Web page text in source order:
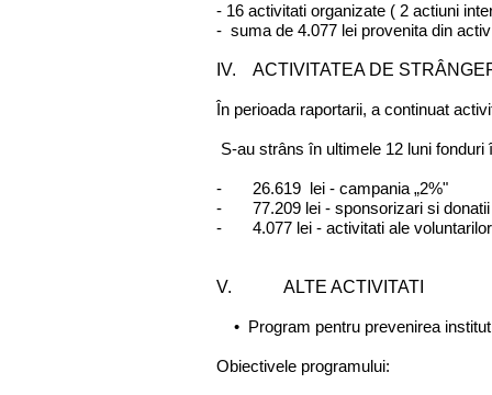
- 16 activitati organizate ( 2 actiuni
- suma de 4.077 lei provenita din
IV. ACTIVITATEA DE
În perioada raportarii, a continuat
S-au strâns în ultimele 12 luni
- 26.619 lei - campania „2%"
- 77.209 lei - sponsorizari si donatii
- 4.077 lei - activitati ale voluntarilor
V. ALTE ACTIVITATI
• Program pentru prevenirea
Obiectivele programului: